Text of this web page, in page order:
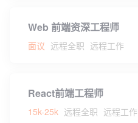
Web 前端资深工程师
面议 远程全职 远程工作
React前端工程师
15k-25k 远程全职 远程工作